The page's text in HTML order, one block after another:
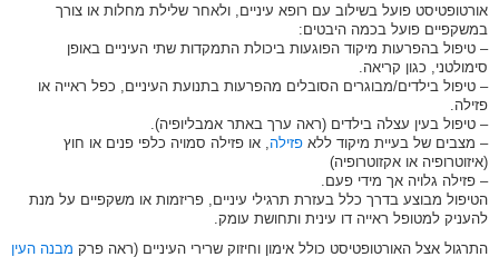
אורטופטיסט פועל בשילוב עם רופא עיניים, ולאחר שלילת מחלות או צורך
במשקפיים פועל בכמה היבטים:
– טיפול בהפרעות מיקוד הפוגעות ביכולת התמקדות שתי העיניים באופן
סימולטני, כגון קריאה.
– טיפול בילדים/מבוגרים הסובלים מהפרעות בתנועת העיניים, כפל ראייה או
פזילה.
– טיפול בעין עצלה בילדים (ראה ערך באתר אמבליופיה).
– מצבים של בעיית מיקוד ללא פזילה , או פזילה סמויה כלפי פנים או חוץ
(איזוטרופיה או אקזוטרופיה)
– פזילה גלויה אך מידי פעם.
הטיפול מבוצע בדרך כלל בעזרת תרגילי עיניים, פריזמות או משקפיים על מנת
להעניק למטופל ראייה דו עינית ותחושת עומק.
התרגול אצל האורטופטיסט כולל אימון וחיזוק שרירי העיניים (ראה פרק מבנה העין